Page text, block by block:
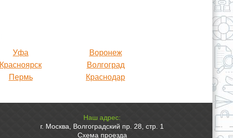
Уфа
Красноярск
Пермь
Воронеж
Волгоград
Краснодар
Наш адрес:
г. Москва, Волгоградский пр. 28, стр. 1
Схема проезда